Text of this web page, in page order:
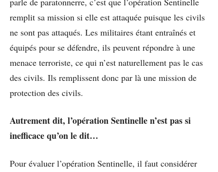
remplit sa mission si elle est attaquée puisque les civils
ne sont pas attaqués. Les militaires étant entraînés et
équipés pour se défendre, ils peuvent répondre à une
menace terroriste, ce qui n’est naturellement pas le cas
des civils. Ils remplissent donc par là une mission de
protection des civils.
Autrement dit, l’opération Sentinelle n’est pas si
inefficace qu’on le dit…
Pour évaluer l’opération Sentinelle, il faut considérer